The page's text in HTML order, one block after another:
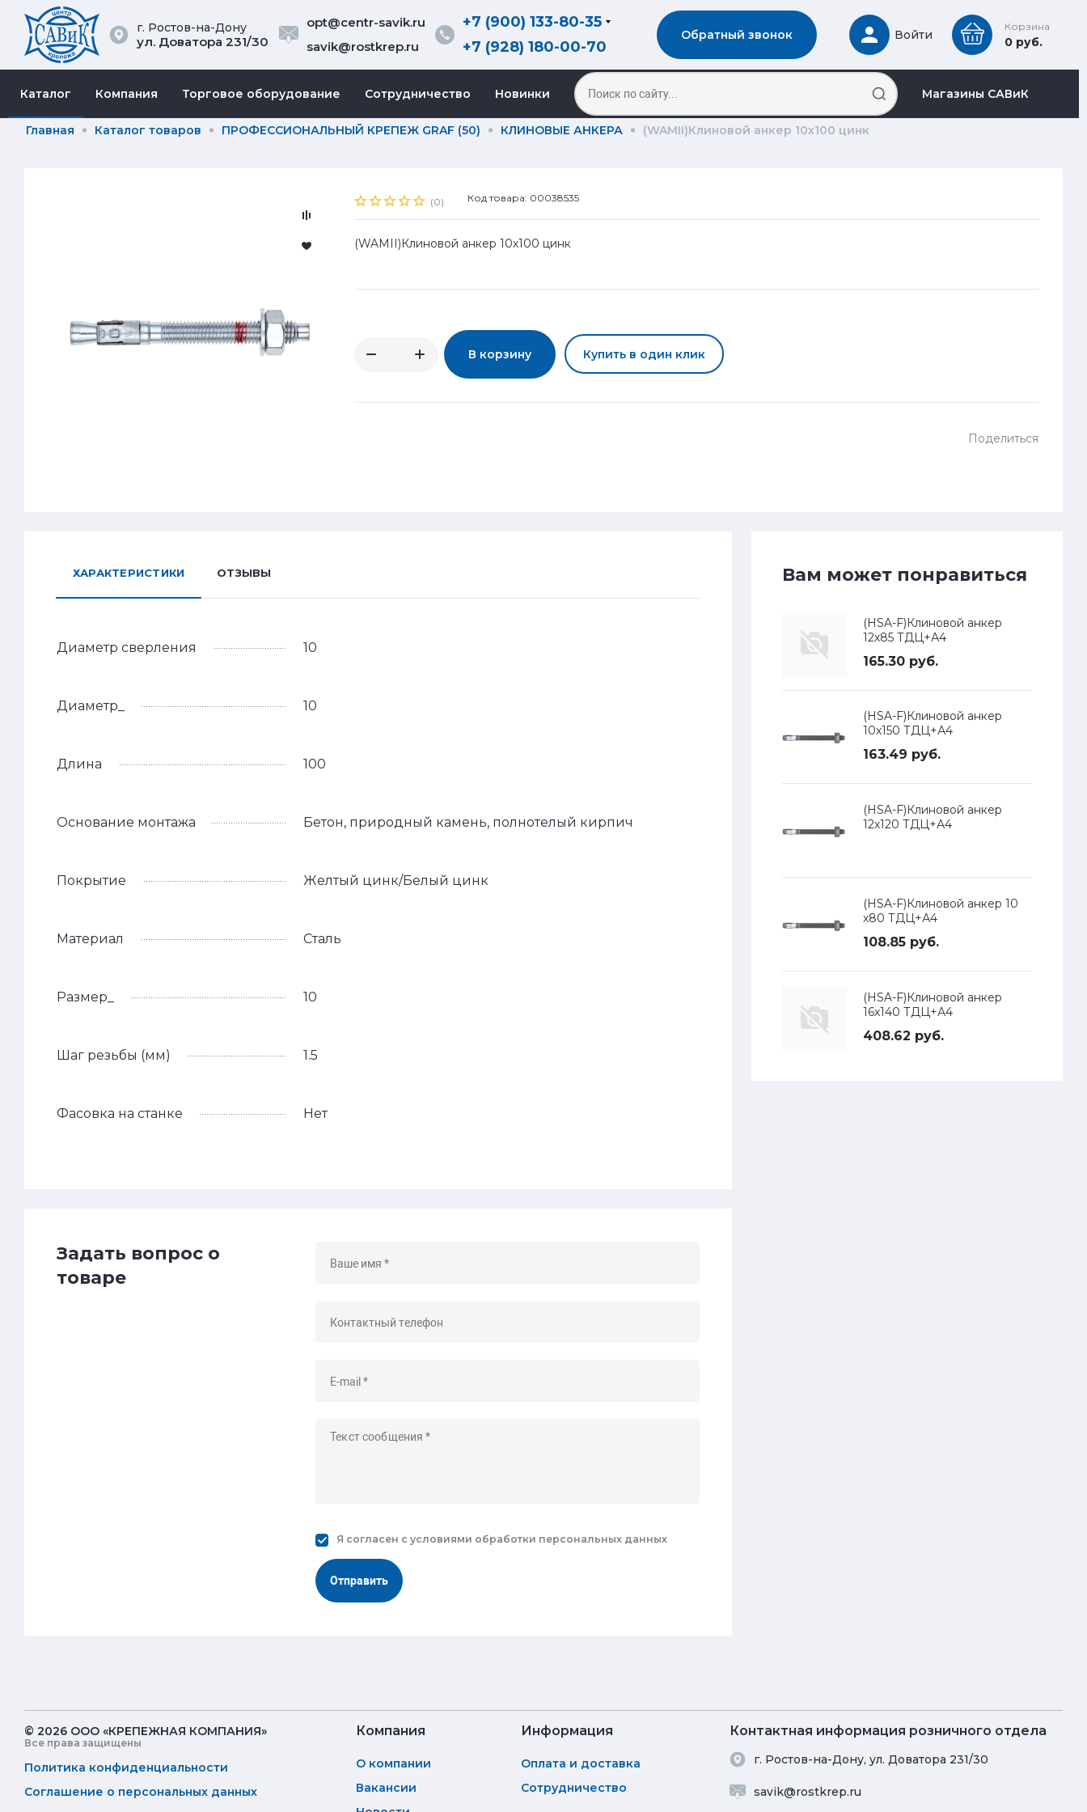
г. Ростов-на-Дону
ул. Доватора 231/30
opt@centr-savik.ru
savik@rostkrep.ru
+7 (900) 133-80-35
+7 (928) 180-00-70
Обратный звонок Войти
Корзина
0 руб.
Каталог Компания Торговое оборудование Сотрудничество Новинки Магазины САВиК
Главная Каталог товаров ПРОФЕССИОНАЛЬНЫЙ КРЕПЕЖ GRAF (50) КЛИНОВЫЕ АНКЕРА (WAMII)Клиновой анкер 10х100 цинк
(0) Код товара: 00038535
(WAMII)Клиновой анкер 10х100 цинк
В корзину Купить в один клик
Поделиться
ХАРАКТЕРИСТИКИ ОТЗЫВЫ
Диаметр сверления 10
Диаметр_ 10
Длина 100
Основание монтажа Бетон, природный камень, полнотелый кирпич
Покрытие Желтый цинк/Белый цинк
Материал Сталь
Размер_ 10
Шаг резьбы (мм) 1.5
Фасовка на станке Нет
Задать вопрос о
товаре
Я согласен сусловиями обработки персональных данных
Отправить
Вам может понравиться
(HSA-F)Клиновой анкер
12х85 ТДЦ+А4
165.30 руб.
(HSA-F)Клиновой анкер
10х150 ТДЦ+А4
163.49 руб.
(HSA-F)Клиновой анкер
12х120 ТДЦ+А4
(HSA-F)Клиновой анкер 10
х80 ТДЦ+А4
108.85 руб.
(HSA-F)Клиновой анкер
16х140 ТДЦ+А4
408.62 руб.
© 2026 ООО «КРЕПЕЖНАЯ КОМПАНИЯ»
Все права защищены
Политика конфиденциальности
Соглашение о персональных данных
Компания
О компании
Вакансии
Информация
Оплата и доставка
Сотрудничество
Контактная информация розничного отдела
г. Ростов-на-Дону, ул. Доватора 231/30
savik@rostkrep.ru